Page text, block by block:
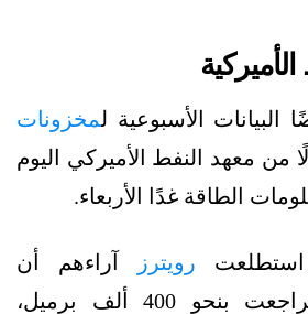
البيانات الأسبوعية لمخزونات
من معهد النفط الأميركي اليوم
الطاقة غدًا الأربعاء.
رويترز
آراءهم أن
مخزونات الخام تراجعت بنحو 400 ألف برميل،